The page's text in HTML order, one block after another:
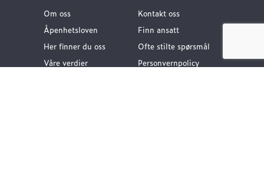
Om oss
Åpenhetsloven
Her finner du oss
Våre verdier
Kontakt oss
Finn ansatt
Ofte stilte spørsmål
Personvernpolicy